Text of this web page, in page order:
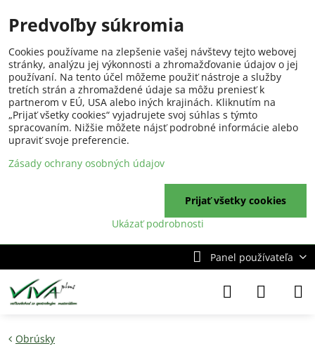
Panel používateľa
Obrúsky
Predvoľby súkromia
Cookies používame na zlepšenie vašej návštevy tejto webovej
stránky, analýzu jej výkonnosti a zhromažďovanie údajov o jej
používaní. Na tento účel môžeme použiť nástroje a služby
tretích strán a zhromaždené údaje sa môžu preniesť k
partnerom v EÚ, USA alebo iných krajinách. Kliknutím na
„Prijať všetky cookies“ vyjadrujete svoj súhlas s týmto
spracovaním. Nižšie môžete nájsť podrobné informácie alebo
upraviť svoje preferencie.
Zásady ochrany osobných údajov
Ukázať podrobnosti
Prijať všetky cookies